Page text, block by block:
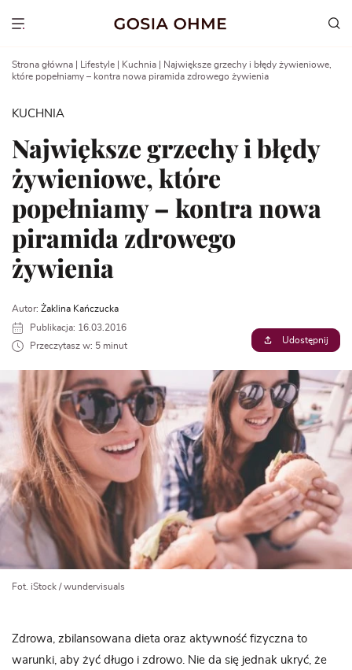
Show menu
Strona główna Lifestyle Kuchnia
Największe grzechy i błędy żywieniowe,
które popełniamy – kontra nowa piramida zdrowego żywienia
KUCHNIA
Największe grzechy i błędy
żywieniowe, które
popełniamy – kontra nowa
piramida zdrowego
żywienia
Autor: Żaklina Kańczucka
Publikacja: 16.03.2016
Przeczytasz w: 5 minut
Udostępnij
Fot. iStock / wundervisuals
Zdrowa, zbilansowana dieta oraz aktywność fizyczna to
warunki, aby żyć długo i zdrowo. Nie da się jednak ukryć, że